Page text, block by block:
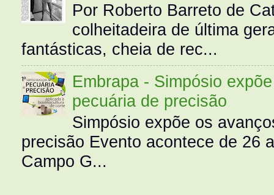
Por Roberto Barreto de
colheitadeira de última
fantásticas, cheia de rec...
Embrapa - Simpósio
pecuária de precisão
Simpósio expõe os
precisão Evento acontece de 26
Campo G...